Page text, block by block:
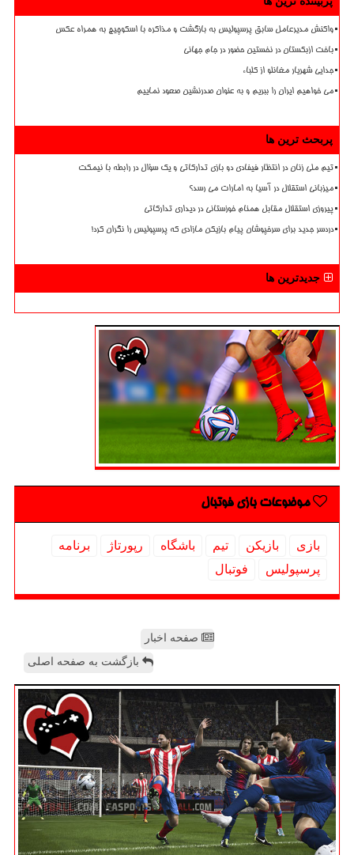
واکنش مدیرعامل سابق پرسپولیس به بازگشت و مذاکره با اسکوچیچ به همراه عکس
باخت ازبکستان در نخستین حضور در جام جهانی
جدایی شهریار مغانلو از کلباء
می خواهیم ایران را ببریم و به عنوان صدرنشین صعود نماییم
پربحث ترین ها
تیم ملی زنان در انتظار فیفادی دو بازی تدارکاتی و یک سؤال در رابطه با نیمکت
میزبانی استقلال در آسیا به امارات می رسد؟
پیروزی استقلال مقابل همنام خوزستانی در دیداری تدارکاتی
دردسر جدید برای سرخپوشان پیام بازیکن مازادی که پرسپولیس را نگران کرد!
جدیدترین ها
موضوعات بازی فوتبال
بازی بازیكن تیم باشگاه رپورتاژ
برنامه
پرسپولیس
فوتبال
صفحه اخبار
بازگشت به صفحه اصلی